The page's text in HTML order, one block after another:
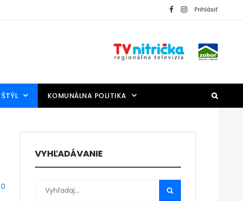
Prihlásiť
ŠTÝL KOMUNÁLNA POLITIKA
0
VYHĽADÁVANIE